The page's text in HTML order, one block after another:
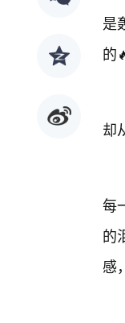
是
的
却
每
的
感